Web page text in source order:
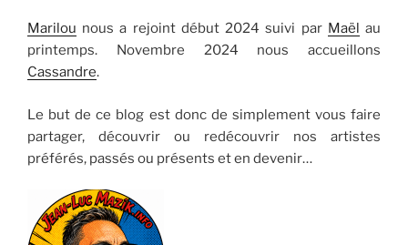
Marilou nous a rejoint début 2024 suivi par Maël
au
printemps. Novembre 2024 nous accueillons
Cassandre.
Le but de ce blog est donc de simplement vous faire
partager, découvrir ou redécouvrir nos artistes
préférés, passés ou présents et en devenir…